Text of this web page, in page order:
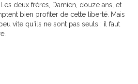
deux frères, Damien, douze ans, et
bien profiter de cette liberté. Mais
vite qu'ils ne sont pas seuls : il faut